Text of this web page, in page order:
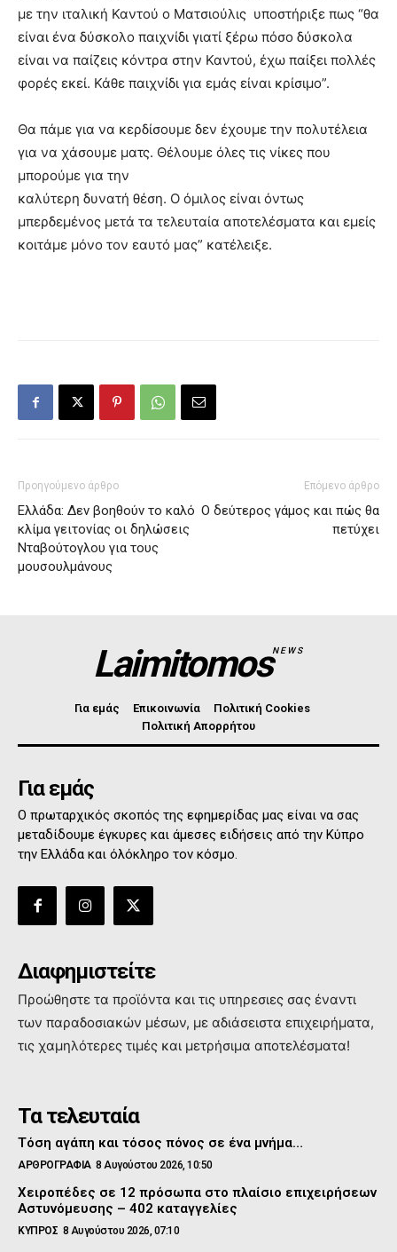
με την ιταλική Καντού ο Ματσιούλις υποστήριξε πως “θα
είναι ένα δύσκολο παιχνίδι γιατί ξέρω πόσο δύσκολα
είναι να παίζεις κόντρα στην Καντού, έχω παίξει πολλές
φορές εκεί. Κάθε παιχνίδι για εμάς είναι κρίσιμο”.
Θα πάμε για να κερδίσουμε δεν έχουμε την πολυτέλεια
για να χάσουμε ματς. Θέλουμε όλες τις νίκες που
μπορούμε για την
καλύτερη δυνατή θέση. Ο όμιλος είναι όντως
μπερδεμένος μετά τα τελευταία αποτελέσματα και εμείς
κοιτάμε μόνο τον εαυτό μας” κατέλειξε.
Προηγούμενο άρθρο
Ελλάδα: Δεν βοηθούν το καλό
κλίμα γειτονίας οι δηλώσεις
Νταβούτογλου για τους
μουσουλμάνους
Επόμενο άρθρο
Ο δεύτερος γάμος και πώς θα
πετύχει
LaimitomosNEWS
Για εμάς Επικοινωνία
Πολιτική Cookies
Πολιτική Απορρήτου
Για εμάς
Ο πρωταρχικός σκοπός της εφημερίδας μας είναι να σας
μεταδίδουμε έγκυρες και άμεσες ειδήσεις από την Κύπρο
την Ελλάδα και όλόκληρο τον κόσμο.
Διαφημιστείτε
Προώθηστε τα προϊόντα και τις υπηρεσιες σας έναντι
των παραδοσιακών μέσων, με αδιάσειστα επιχειρήματα,
τις χαμηλότερες τιμές και μετρήσιμα αποτελέσματα!
Τα τελευταία
Τόση αγάπη και τόσος πόνος σε ένα μνήμα…
ΑΡΘΡΟΓΡΑΦΙΑ 8 Αυγούστου 2026, 10:50
Χειροπέδες σε 12 πρόσωπα στο πλαίσιο επιχειρήσεων
Αστυνόμευσης – 402 καταγγελίες
ΚΥΠΡΟΣ 8 Αυγούστου 2026, 07:10